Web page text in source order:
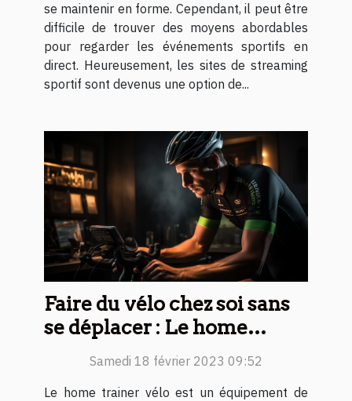
se maintenir en forme. Cependant, il peut être
difficile de trouver des moyens abordables
pour regarder les événements sportifs en
direct. Heureusement, les sites de streaming
sportif sont devenus une option de...
Faire du vélo chez soi sans
se déplacer : Le home
trainer vélo, bonne ou
Samedi 18 février 2023 09:52
Le home trainer vélo est un équipement de